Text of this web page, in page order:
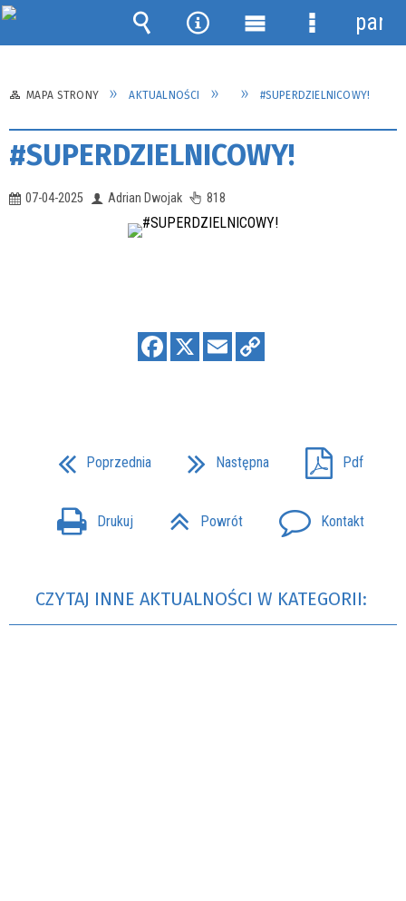
MAPA STRONY AKTUALNOŚCI #SUPERDZIELNICOWY!
#SUPERDZIELNICOWY!
07-04-2025 Adrian Dwojak 818
Poprzednia Następna Pdf
Drukuj Powrót Kontakt
CZYTAJ INNE AKTUALNOŚCI W KATEGORII:
Wyszukiwarka
Narzędzia
Menu Menu
panel